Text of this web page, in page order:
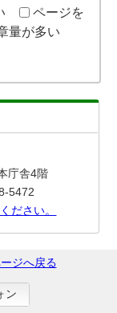
ページを
量が多い
庁舎4階
5472
ださい。
ージへ戻る
ン